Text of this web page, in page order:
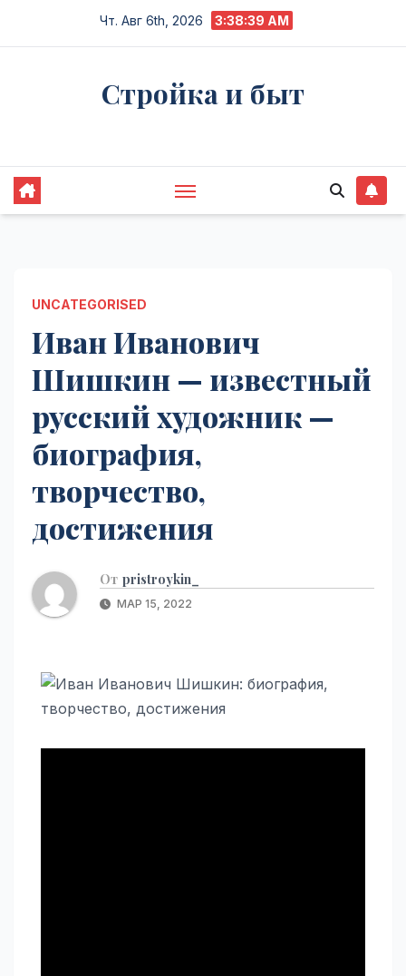
Чт. Авг 6th, 2026 3:38:40 AM
Стройка и быт
UNCATEGORISED
Иван Иванович
Шишкин — известный
русский художник —
биография,
творчество,
достижения
От pristroykin_
МАР 15, 2022